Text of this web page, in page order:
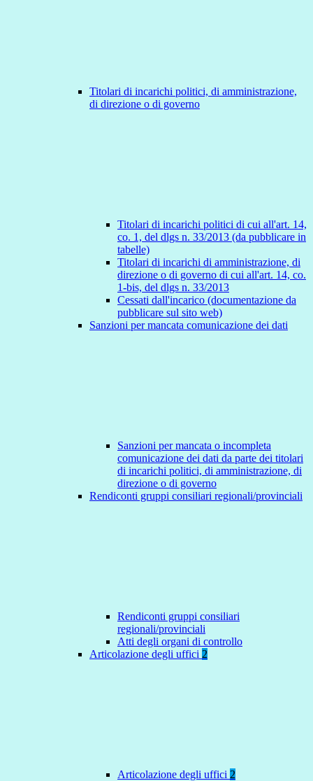
Titolari di incarichi politici, di amministrazione,
di direzione o di governo
Titolari di incarichi politici di cui all'art. 14,
co. 1, del dlgs n. 33/2013 (da pubblicare in
tabelle)
Titolari di incarichi di amministrazione, di
direzione o di governo di cui all'art. 14, co.
1-bis, del dlgs n. 33/2013
Cessati dall'incarico (documentazione da
pubblicare sul sito web)
Sanzioni per mancata comunicazione dei dati
Sanzioni per mancata o incompleta
comunicazione dei dati da parte dei titolari
di incarichi politici, di amministrazione, di
direzione o di governo
Rendiconti gruppi consiliari regionali/provinciali
Rendiconti gruppi consiliari
regionali/provinciali
Atti degli organi di controllo
Articolazione degli uffici 2
Articolazione degli uffici 2